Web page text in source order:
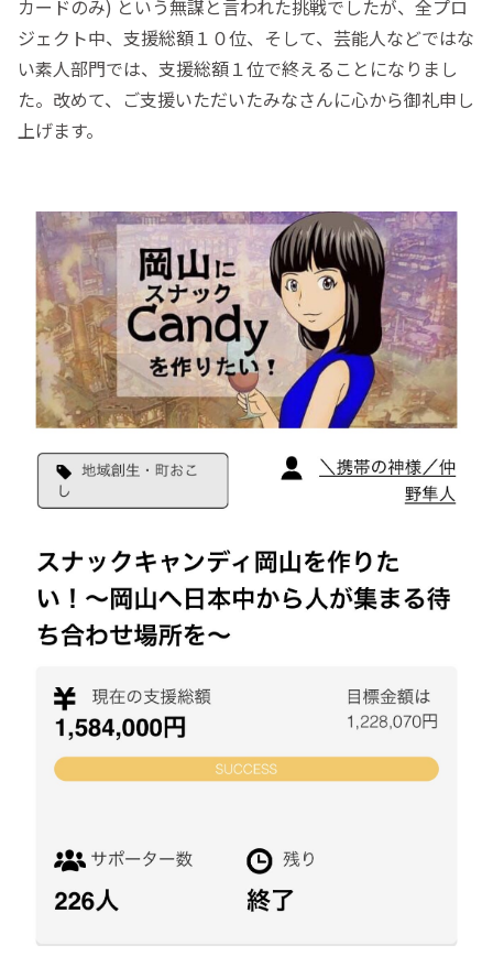
カードのみ) という無謀と言われた挑戦でしたが、全プロ
ジェクト中、支援総額１０位、そして、芸能人などではな
い素人部門では、支援総額１位で終えることになりまし
た。改めて、ご支援いただいたみなさんに心から御礼申し
上げます。